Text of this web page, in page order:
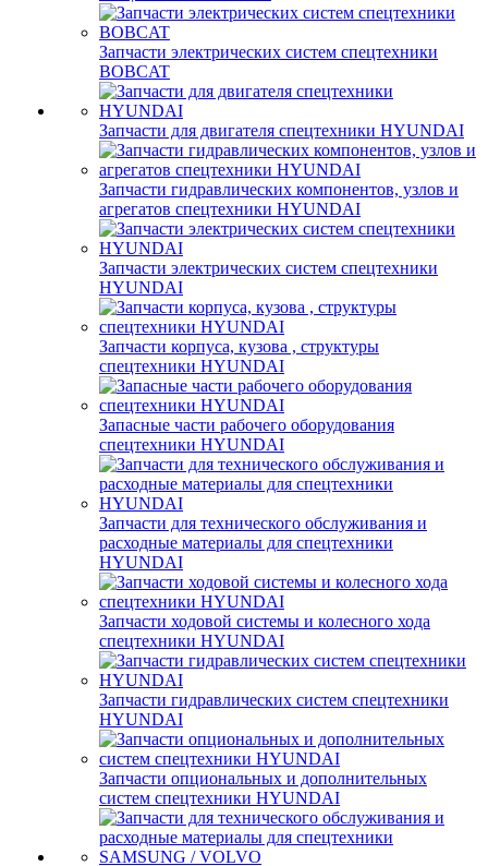
Запчасти электрических систем спецтехники
BOBCAT
Запчасти для двигателя спецтехники HYUNDAI
Запчасти гидравлических компонентов, узлов и
агрегатов спецтехники HYUNDAI
Запчасти электрических систем спецтехники
HYUNDAI
Запчасти корпуса, кузова , структуры
спецтехники HYUNDAI
Запасные части рабочего оборудования
спецтехники HYUNDAI
Запчасти для технического обслуживания и
расходные материалы для спецтехники
HYUNDAI
Запчасти ходовой системы и колесного хода
спецтехники HYUNDAI
Запчасти гидравлических систем спецтехники
HYUNDAI
Запчасти опциональных и дополнительных
систем спецтехники HYUNDAI